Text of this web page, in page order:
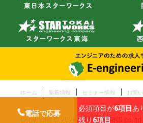
必須項目が6項目 あ
残り 6項目
電話で応募
ホーム 新着情報 セミナー情報 お問
プライバシーポリシー
Copyright © 2026 STAR WORKS